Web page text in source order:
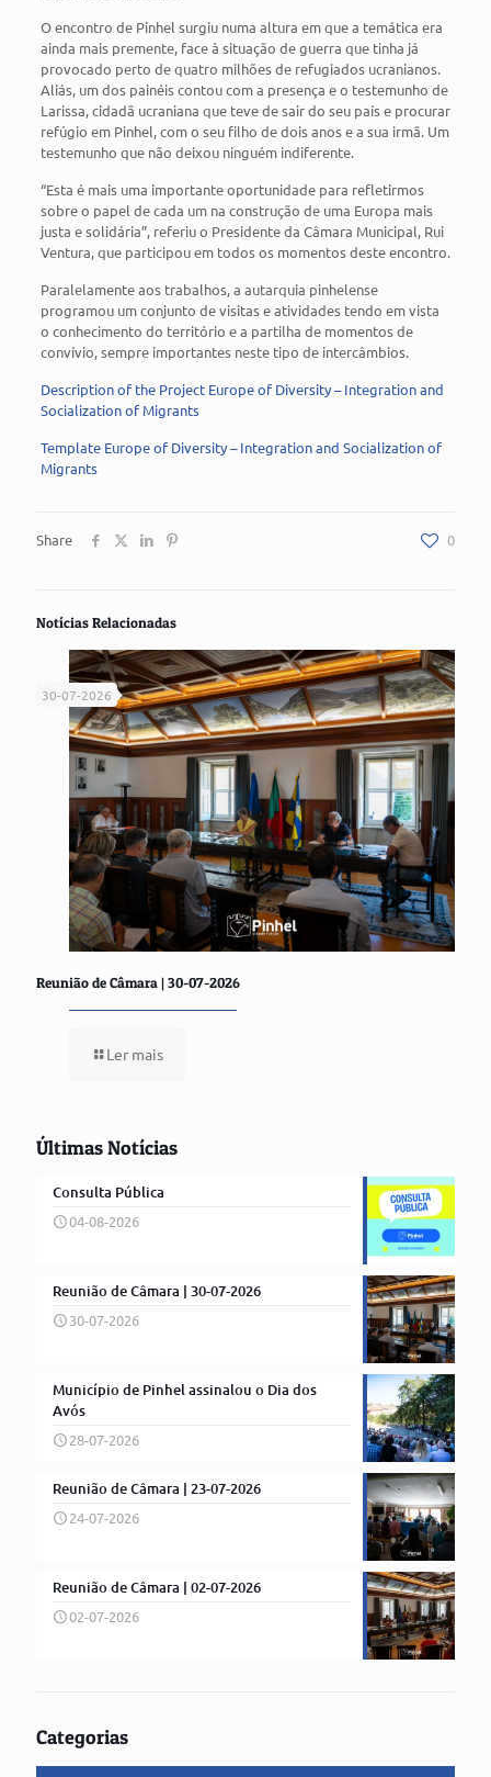
O encontro de Pinhel surgiu numa altura em que a temática era
ainda mais premente, face à situação de guerra que tinha já
provocado perto de quatro milhões de refugiados ucranianos.
Aliás, um dos painéis contou com a presença e o testemunho de
Larissa, cidadã ucraniana que teve de sair do seu país e procurar
refúgio em Pinhel, com o seu filho de dois anos e a sua irmã. Um
testemunho que não deixou ninguém indiferente.
“Esta é mais uma importante oportunidade para refletirmos
sobre o papel de cada um na construção de uma Europa mais
justa e solidária”, referiu o Presidente da Câmara Municipal, Rui
Ventura, que participou em todos os momentos deste encontro.
Paralelamente aos trabalhos, a autarquia pinhelense
programou um conjunto de visitas e atividades tendo em vista
o conhecimento do território e a partilha de momentos de
convívio, sempre importantes neste tipo de intercâmbios.
Description of the Project Europe of Diversity – Integration and
Socialization of Migrants
Template Europe of Diversity – Integration and Socialization of
Migrants
Share 0
Notícias Relacionadas
30-07-2026
Reunião de Câmara | 30-07-2026
Ler mais
Últimas Notícias
Consulta Pública
04-08-2026
Reunião de Câmara | 30-07-2026
30-07-2026
Município de Pinhel assinalou o Dia dos
Avós
28-07-2026
Reunião de Câmara | 23-07-2026
24-07-2026
Reunião de Câmara | 02-07-2026
02-07-2026
Categorias